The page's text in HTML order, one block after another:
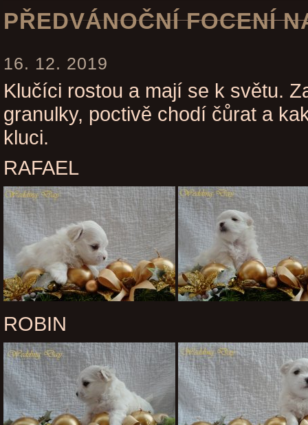
PŘEDVÁNOČNÍ FOCENÍ
16. 12. 2019
Klučíci rostou a mají se k světu.
granulky, poctivě chodí čůrat a
kluci.
RAFAEL
ROBIN